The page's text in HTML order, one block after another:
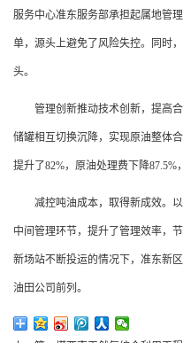
服务中心准东服务部承担起属地管
单，源头上避免了风险失控。同时
头。
管理创新推动技术创新，提高
储罐相互切换沉降，实现原油整体
提升了82%，原油处理费下降87.5%
减控吨油成本，取得新成效。
中间管理环节，提升了管理效率，
新场站不断投运的情况下，准东新
油田公司前列。